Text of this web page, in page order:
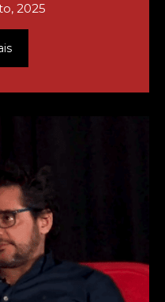
2025